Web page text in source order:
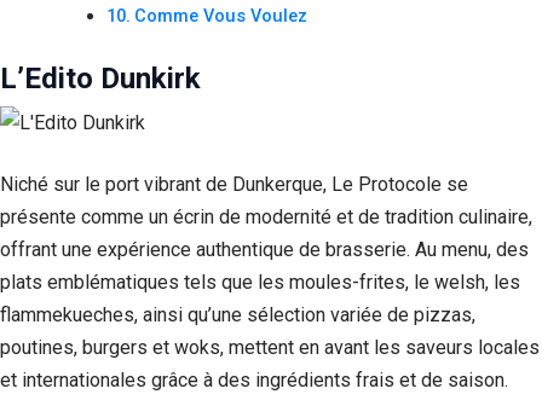
Comme Vous Voulez
L’Edito Dunkirk
Niché sur le port vibrant de Dunkerque, Le Protocole se
présente comme un écrin de modernité et de tradition culinaire,
offrant une expérience authentique de brasserie. Au menu, des
plats emblématiques tels que les moules-frites, le welsh, les
flammekueches, ainsi qu’une sélection variée de pizzas,
poutines, burgers et woks, mettent en avant les saveurs locales
et internationales grâce à des ingrédients frais et de saison.